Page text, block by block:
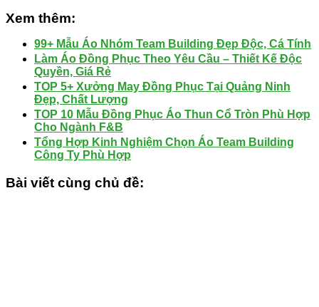
Xem thêm:
99+ Mẫu Áo Nhóm Team Building Đẹp Độc, Cá Tính
Làm Áo Đồng Phục Theo Yêu Cầu – Thiết Kế Độc
Quyền, Giá Rẻ
TOP 5+ Xưởng May Đồng Phục Tại Quảng Ninh
Đẹp, Chất Lượng
TOP 10 Mẫu Đồng Phục Áo Thun Cổ Tròn Phù Hợp
Cho Ngành F&B
Tổng Hợp Kinh Nghiệm Chọn Áo Team Building
Công Ty Phù Hợp
Bài viết cùng chủ đề: